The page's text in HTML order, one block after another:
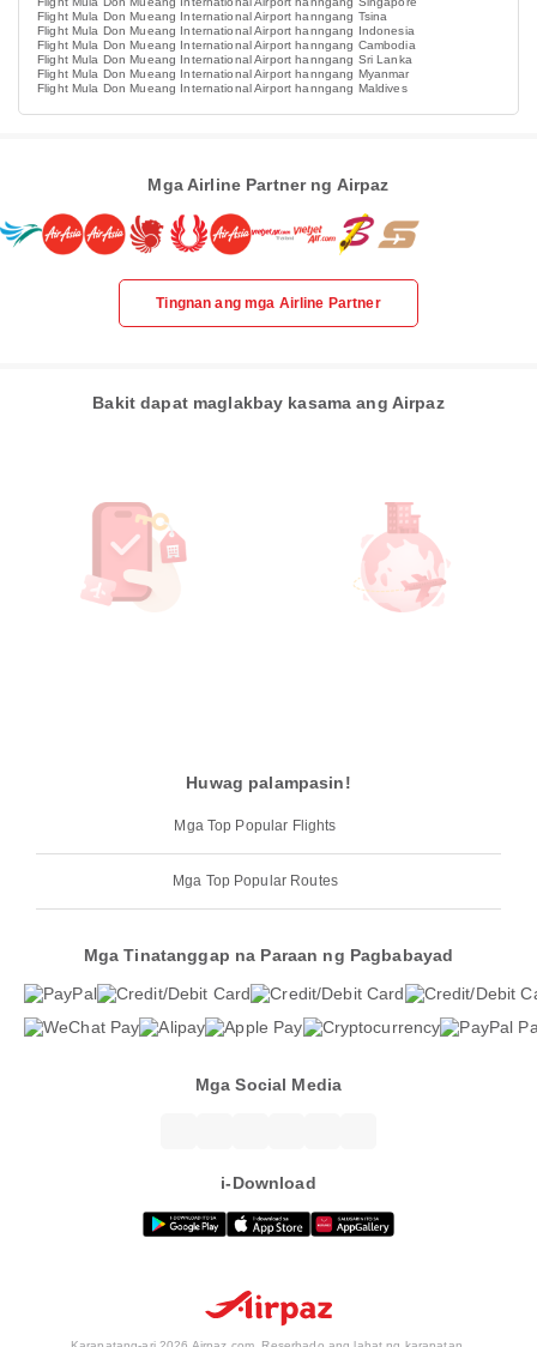
Flight Mula Don Mueang International Airport hanngang Tsina
Flight Mula Don Mueang International Airport hanngang Indonesia
Flight Mula Don Mueang International Airport hanngang Cambodia
Flight Mula Don Mueang International Airport hanngang Sri Lanka
Flight Mula Don Mueang International Airport hanngang Myanmar
Flight Mula Don Mueang International Airport hanngang Maldives
Mga Airline Partner ng Airpaz
Tingnan ang mga Airline Partner
Bakit dapat maglakbay kasama ang Airpaz
Huwag palampasin!
Mga Top Popular Flights
Mga Top Popular Routes
Mga Tinatanggap na Paraan ng Pagbabayad
Mga Social Media
i-Download